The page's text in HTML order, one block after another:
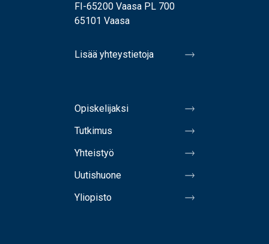
FI-65200 Vaasa PL 700
65101 Vaasa
Lisää yhteystietoja
Opiskelijaksi
Tutkimus
Yhteistyö
Uutishuone
Yliopisto